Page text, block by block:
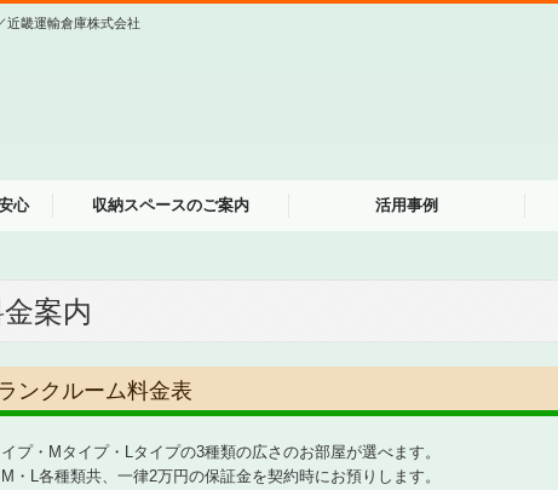
近畿運輸倉庫株式会社
心 収納スペースのご案内 活用事例
案内
ンクルーム料金表
プ・Mタイプ・Lタイプの3種類の広さのお部屋が選べます。
・L各種類共、一律2万円の保証金を契約時にお預りします。